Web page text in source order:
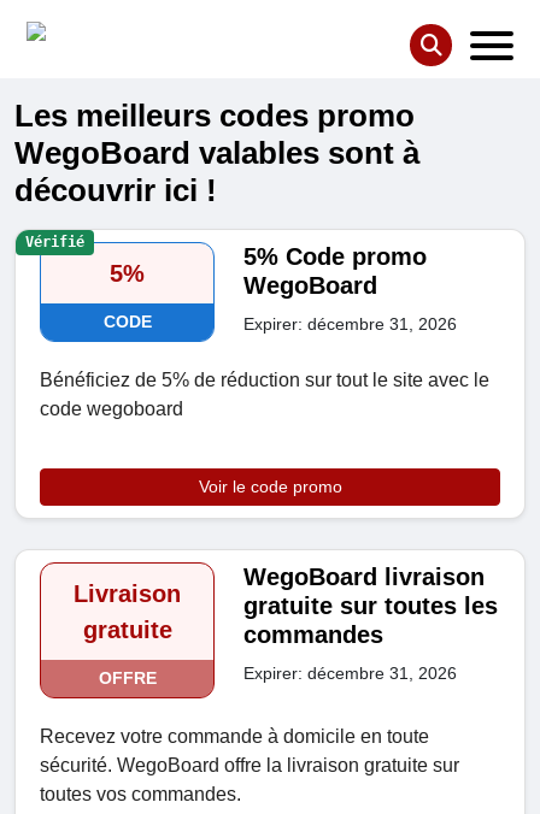
Les meilleurs codes promo
WegoBoard valables sont à
découvrir ici !
5%
CODE
5% Code promo
WegoBoard
Expirer: décembre 31, 2026
Bénéficiez de 5% de réduction sur tout le site avec le
code wegoboard
Voir le code promo
Vérifié
Livraison
gratuite
OFFRE
WegoBoard livraison
gratuite sur toutes les
commandes
Expirer: décembre 31, 2026
Recevez votre commande à domicile en toute
sécurité. WegoBoard offre la livraison gratuite sur
toutes vos commandes.